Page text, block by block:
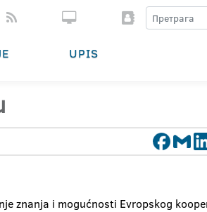
UPIS
znanja i mogućnosti Evropskog